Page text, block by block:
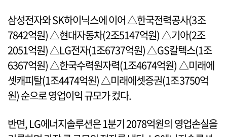
삼성전자와 SK하이닉스에 이어 △한국전력공사(3조
7842억원) △현대자동차(2조5147억원) △기아(2조
2051억원) △LG전자(1조6737억원) △GS칼텍스(1조
6367억원) △한국수력원자력(1조4674억원) △미래에
셋캐피탈(1조4474억원) △미래에셋증권(1조3750억
원) 순으로 영업이익 규모가 컸다.
반면, LG에너지솔루션은 1분기 2078억원의 영업손실을